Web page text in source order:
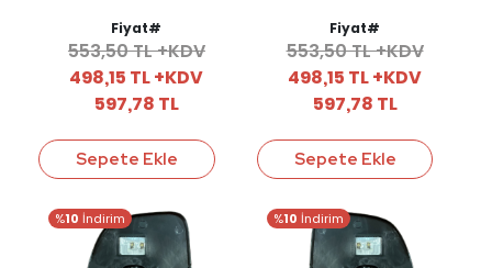
Fiyat#
553,50 TL +KDV
498,15 TL +KDV
597,78 TL
Sepete Ekle
Fiyat#
553,50 TL +KDV
498,15 TL +KDV
597,78 TL
Sepete Ekle
%10 İndirim %10 İndirim